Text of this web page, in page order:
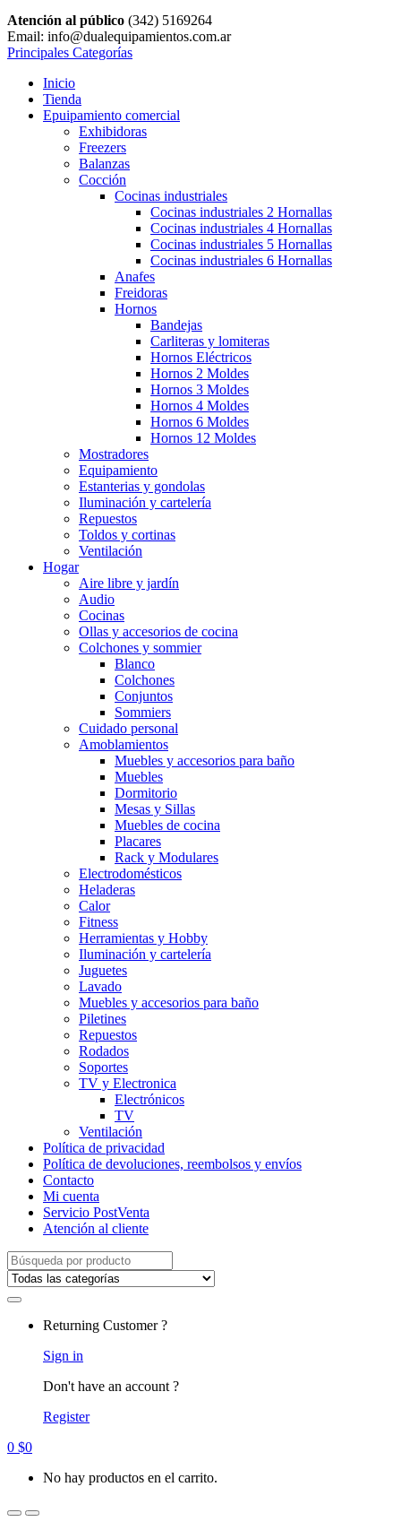
Atención al público (342) 5169264
Email: info@dualequipamientos.com.ar
Principales Categorías
Inicio
Tienda
Epuipamiento comercial
Exhibidoras
Freezers
Balanzas
Cocción
Cocinas industriales
Cocinas industriales 2 Hornallas
Cocinas industriales 4 Hornallas
Cocinas industriales 5 Hornallas
Cocinas industriales 6 Hornallas
Anafes
Freidoras
Hornos
Bandejas
Carliteras y lomiteras
Hornos Eléctricos
Hornos 2 Moldes
Hornos 3 Moldes
Hornos 4 Moldes
Hornos 6 Moldes
Hornos 12 Moldes
Mostradores
Equipamiento
Estanterias y gondolas
Iluminación y cartelería
Repuestos
Toldos y cortinas
Ventilación
Hogar
Aire libre y jardín
Audio
Cocinas
Ollas y accesorios de cocina
Colchones y sommier
Blanco
Colchones
Conjuntos
Sommiers
Cuidado personal
Amoblamientos
Muebles y accesorios para baño
Muebles
Dormitorio
Mesas y Sillas
Muebles de cocina
Placares
Rack y Modulares
Electrodomésticos
Heladeras
Calor
Fitness
Herramientas y Hobby
Iluminación y cartelería
Juguetes
Lavado
Muebles y accesorios para baño
Piletines
Repuestos
Rodados
Soportes
TV y Electronica
Electrónicos
TV
Ventilación
Política de privacidad
Política de devoluciones, reembolsos y envíos
Contacto
Mi cuenta
Servicio PostVenta
Atención al cliente
Search
for:
Returning Customer ?
Sign in
Don't have an account ?
Register
0 $0
No hay productos en el carrito.